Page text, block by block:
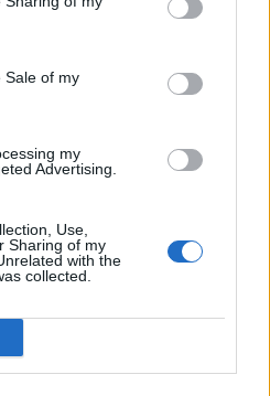
Sale of my
my
Advertising.
Use,
Sharing of my
with the
collected.
Allianz profitja,